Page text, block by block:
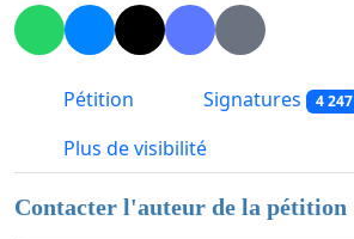
Pétition Signatures 4 247
Plus de visibilité
Contacter l'auteur de la pétition